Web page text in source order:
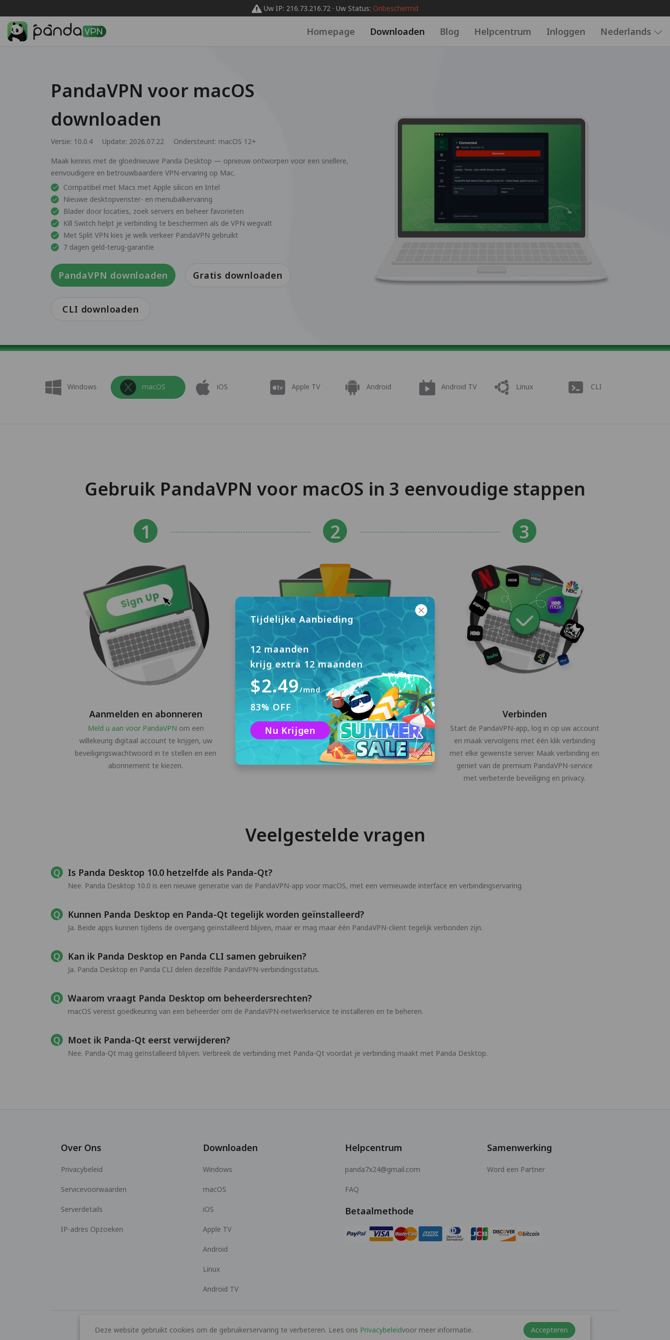
Uw IP: 216.73.216.72 · Uw Status: Onbeschermd
Homepage Downloaden Blog Helpcentrum Inloggen Nederlands
PandaVPN voor macOS
downloaden
Versie: 10.0.4 Update: 2026.07.22 Ondersteunt: macOS 12+
Maak kennis met de gloednieuwe Panda Desktop — opnieuw ontworpen voor een snellere,
eenvoudigere en betrouwbaardere VPN-ervaring op Mac.
Compatibel met Macs met Apple silicon en Intel
Nieuwe desktopvenster- en menubalkervaring
Blader door locaties, zoek servers en beheer favorieten
Kill Switch helpt je verbinding te beschermen als de VPN wegvalt
Met Split VPN kies je welk verkeer PandaVPN gebruikt
7 dagen geld-terug-garantie
PandaVPN downloaden Gratis downloaden
CLI downloaden
Windows macOS iOS Apple TV Android Android TV Linux CLI
Gebruik PandaVPN voor macOS in 3 eenvoudige stappen
Aanmelden en abonneren
Meld u aan voor PandaVPN om een
willekeurig digitaal account te krijgen, uw
beveiligingswachtwoord in te stellen en een
abonnement te kiezen.
Downloaden en installeren
Klik op "Gratis downloaden" om PandaVPN
voor macOS te downloaden en op uw
computer te installeren.
Verbinden
Start de PandaVPN-app, log in op uw account
en maak vervolgens met één klik verbinding
met elke gewenste server. Maak verbinding en
geniet van de premium PandaVPN-service
met verbeterde beveiliging en privacy.
Veelgestelde vragen
Is Panda Desktop 10.0 hetzelfde als Panda-Qt?
Nee. Panda Desktop 10.0 is een nieuwe generatie van de PandaVPN-app voor macOS, met een vernieuwde interface en verbindingservaring.
Kunnen Panda Desktop en Panda-Qt tegelijk worden geïnstalleerd?
Ja. Beide apps kunnen tijdens de overgang geïnstalleerd blijven, maar er mag maar één PandaVPN-client tegelijk verbonden zijn.
Kan ik Panda Desktop en Panda CLI samen gebruiken?
Ja. Panda Desktop en Panda CLI delen dezelfde PandaVPN-verbindingsstatus.
Waarom vraagt Panda Desktop om beheerdersrechten?
macOS vereist goedkeuring van een beheerder om de PandaVPN-netwerkservice te installeren en te beheren.
Moet ik Panda-Qt eerst verwijderen?
Nee. Panda-Qt mag geïnstalleerd blijven. Verbreek de verbinding met Panda-Qt voordat je verbinding maakt met Panda Desktop.
Tijdelijke Aanbieding
12 maanden
krijg extra 12 maanden
$2.49/mnd
83% OFF
Nu Krijgen
Over Ons
Privacybeleid
Servicevoorwaarden
Serverdetails
IP-adres Opzoeken
Downloaden
Windows
macOS
iOS
Apple TV
Android
Linux
Android TV
Helpcentrum
panda7x24@gmail.com
FAQ
Samenwerking
Word een Partner
Betaalmethode
© 2026 MOPUBI LIMITED. All rights reserved.
Deze website gebruikt cookies om de gebruikerservaring te verbeteren. Lees ons Privacybeleidvoor meer informatie. Accepteren